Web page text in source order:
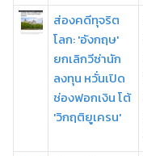
ส่องคดีทุจริต
โลก: 'อังกฤษ'
ยกเลิกวีซ่านัก
ลงทุน หวั่นเปิด
ช่องฟอกเงิน โต้
'วิกฤติยูเครน'